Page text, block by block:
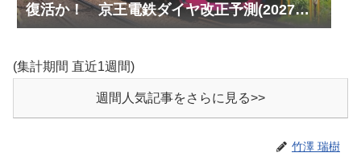
復活か！ 京王電鉄ダイヤ改正予測(2027年
以降予定)
(集計期間 直近1週間)
週間人気記事をさらに見る>>
竹澤 瑞樹